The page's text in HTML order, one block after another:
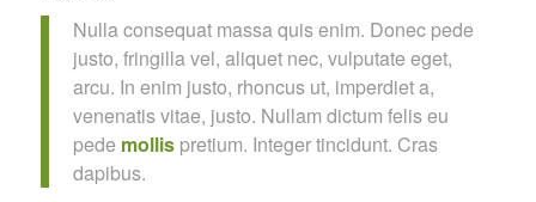
Nulla consequat massa quis enim. Donec pede
justo, fringilla vel, aliquet nec, vulputate eget,
arcu. In enim justo, rhoncus ut, imperdiet a,
venenatis vitae, justo. Nullam dictum felis eu
pede mollispretium. Integer tincidunt. Cras
dapibus.